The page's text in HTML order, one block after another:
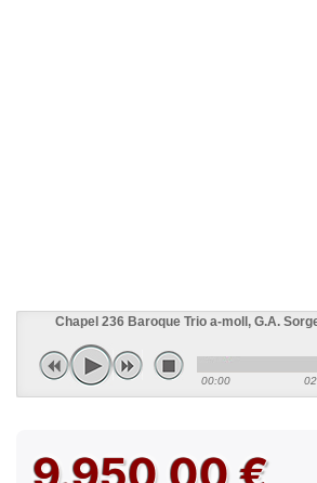
Chapel 236 Baroque Trio a-moll, G.A.
00:00